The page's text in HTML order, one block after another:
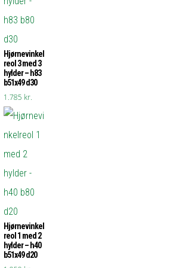
Hjørnevinkel
reol 3 med 3
hylder – h83
b51x49 d30
1.785 kr.
Hjørnevinkel
reol 1 med 2
hylder – h40
b51x49 d20